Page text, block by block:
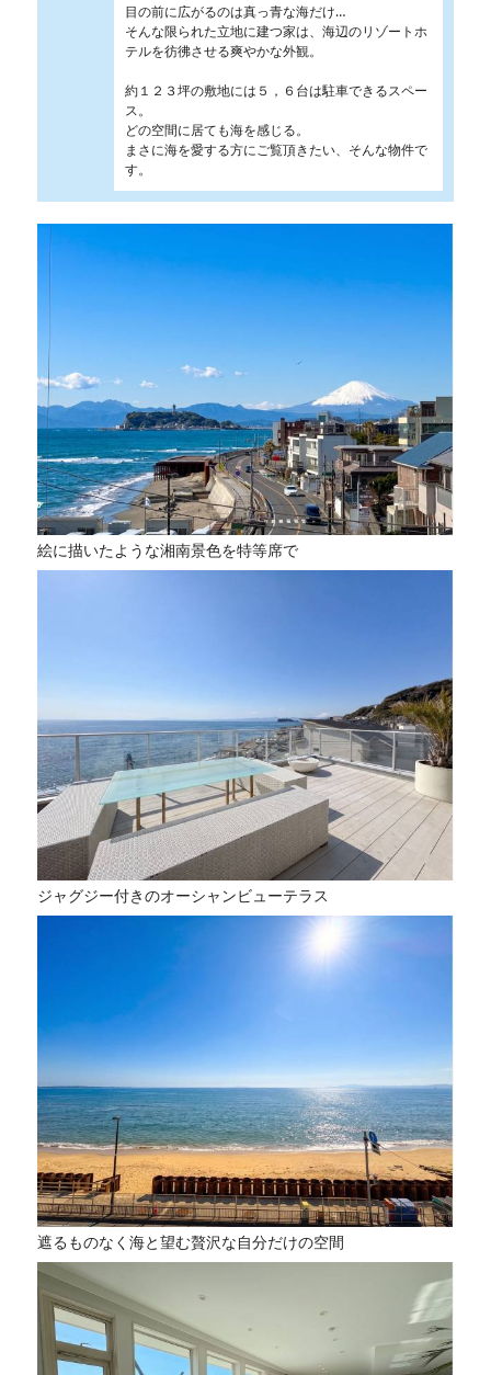
目の前に広がるのは真っ青な海だけ…
そんな限られた立地に建つ家は、海辺のリゾートホ
テルを彷彿させる爽やかな外観。
約１２３坪の敷地には５，６台は駐車できるスペー
ス。
どの空間に居ても海を感じる。
まさに海を愛する方にご覧頂きたい、そんな物件で
す。
絵に描いたような湘南景色を特等席で
ジャグジー付きのオーシャンビューテラス
遮るものなく海と望む贅沢な自分だけの空間